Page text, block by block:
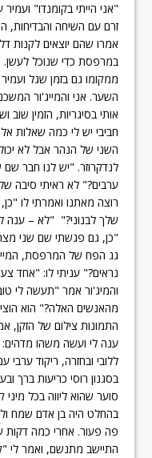
"אני הייתי בקומנדו"
זרם עם השיחה והבדיחות,
אמרו שהם יוצאים לקנות
במרפסת כדי שנוכל לעשן.
ממקומו גם בזמן שגל
השער. אני והמייג'ור
אותי בסיגריות, הזמין
חביבי יש לי כמה שאלות
השני של הנהר אבל לא
לנדקרוזר. "יש לנו חבר
ערבים?" לא ראיתי סיבה
רוצה מאתנו ואמרתי לו
שלך לבנוני?" "לא – ענה
"כן, גם פגשתי שם שני
גג הפח של המרפסת,
נראים?" עניתי לו: "אחד
והמיג'ור אמר "תעשה לי
מהאנשים האלה?" הוא
התמונות צילום של הזקן,
ענה לי ועשה משהו
ללובי ובחזרה, ריקוד
בסגנון רוסי כריעות ברך
סוער שהוא ליווה בכל מיני
בהחלט היה בן אדם שמח
פה פעור. אחרי כמה דקות
התיישב מתנשם, ואמר לי